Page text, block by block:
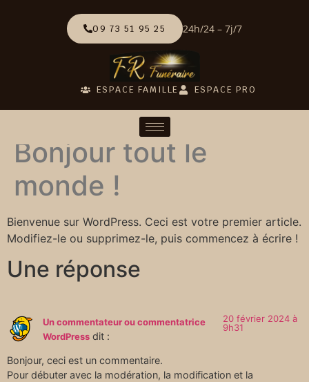
09 73 51 95 25 24h/24 – 7j/7
ESPACE FAMILLE ESPACE PRO
Bonjour tout le
monde !
Bienvenue sur WordPress. Ceci est votre premier article.
Modifiez-le ou supprimez-le, puis commencez à écrire !
Une réponse
Un commentateur ou commentatrice
WordPress dit :
20 février 2024 à
9h31
Bonjour, ceci est un commentaire.
Pour débuter avec la modération, la modification et la